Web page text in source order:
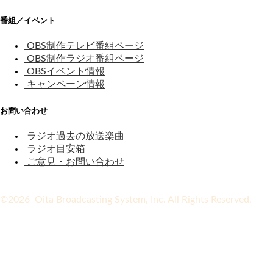
番組／イベント
OBS制作テレビ番組ページ
OBS制作ラジオ番組ページ
OBSイベント情報
キャンペーン情報
お問い合わせ
ラジオ過去の放送楽曲
ラジオ目安箱
ご意見・お問い合わせ
©2026 Oita Broadcasting System, Inc. All Rights Reserved.